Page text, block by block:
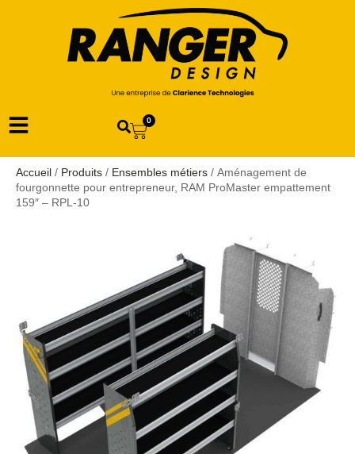
0
Accueil / Produits / Ensembles métiers / Aménagement de
fourgonnette pour entrepreneur, RAM ProMaster empattement
159″ – RPL-10